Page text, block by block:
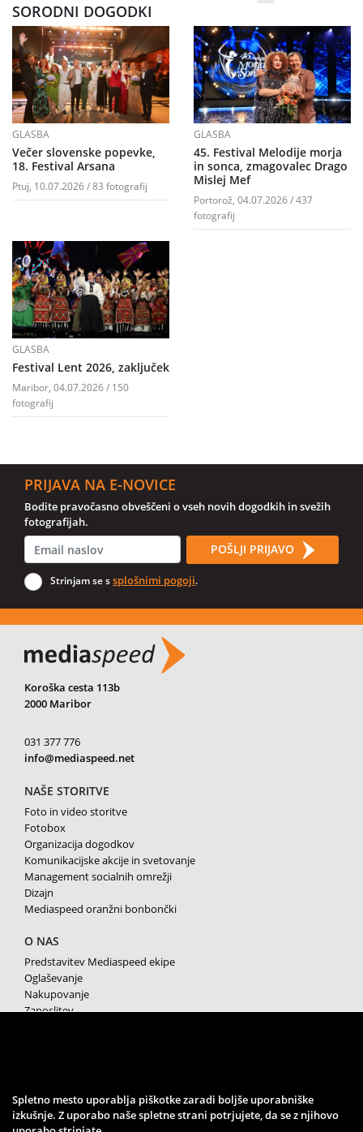
SORODNI DOGODKI
GLASBA
Večer slovenske popevke,
18. Festival Arsana
Ptuj, 10.07.2026 / 83 fotografij
GLASBA
45. Festival Melodije morja
in sonca, zmagovalec Drago
Mislej Mef
Portorož, 04.07.2026 / 437
fotografij
GLASBA
Festival Lent 2026, zaključek
Maribor, 04.07.2026 / 150
fotografij
PRIJAVA NA E-NOVICE
Bodite pravočasno obveščeni o vseh novih dogodkih in svežih
fotografijah.
POŠLJI PRIJAVO
Strinjam se ssplošnimi pogoji.
Koroška cesta 113b
2000 Maribor
031 377 776
info@mediaspeed.net
NAŠE STORITVE
Foto in video storitve
Fotobox
Organizacija dogodkov
Komunikacijske akcije in svetovanje
Management socialnih omrežji
Dizajn
Mediaspeed oranžni bonbončki
O NAS
Predstavitev Mediaspeed ekipe
Oglaševanje
Nakupovanje
Zaposlitev
SPREMLJAJTE NAS
Spletno mesto uporablja piškotke zaradi boljše uporabniške
izkušnje. Z uporabo naše spletne strani potrjujete, da se z njihovo